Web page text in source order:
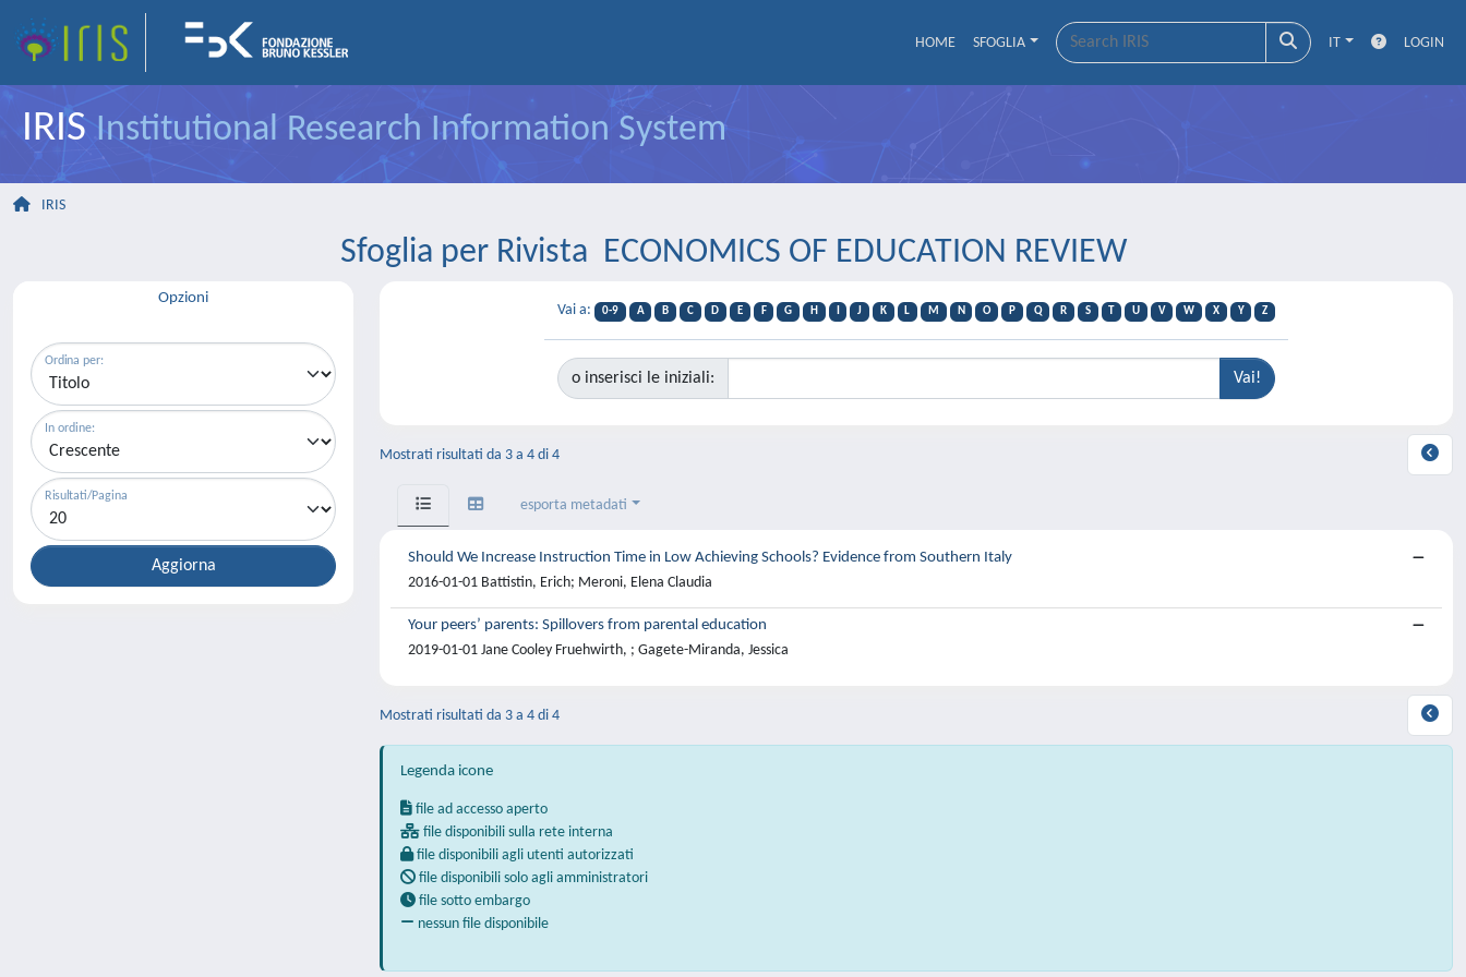
HOME SFOGLIA IT LOGIN
IRISInstitutional Research Information System
IRIS
Sfoglia per Rivista ECONOMICS OF EDUCATION REVIEW
Opzioni
Ordina per:
In ordine:
Risultati/Pagina
Vai a: 0-9 A B C D E F G H J K L M N O P Q R S T U V W X Y Z
o inserisci le iniziali:
Mostrati risultati da 3 a 4 di 4
esporta metadati
Should We Increase Instruction Time in Low Achieving Schools? Evidence from Southern Italy
2016-01-01 Battistin, Erich; Meroni, Elena Claudia
Your peers’ parents: Spillovers from parental education
2019-01-01 Jane Cooley Fruehwirth, ; Gagete-Miranda, Jessica
Mostrati risultati da 3 a 4 di 4
Legenda icone
file ad accesso aperto
file disponibili sulla rete interna
file disponibili agli utenti autorizzati
file disponibili solo agli amministratori
file sotto embargo
nessun file disponibile